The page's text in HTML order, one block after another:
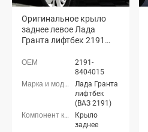
Оригинальное крыло
заднее левое Лада
Гранта лифтбек 2191
(21910840401570)
2191-
8404015
Лада Гранта
лифтбек
(ВАЗ 2191)
Крыло
заднее